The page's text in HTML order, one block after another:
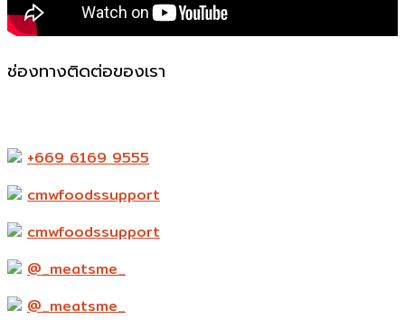
ช่องทางติดต่อของเรา
+669 6169 9555
cmwfoodssupport
cmwfoodssupport
@_meatsme_
@_meatsme_